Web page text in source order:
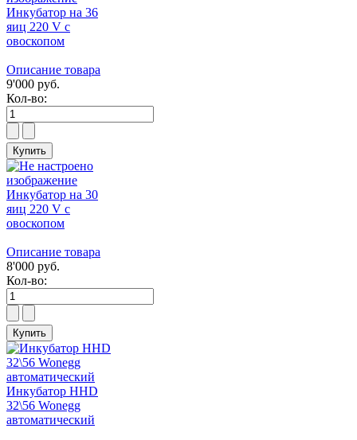
Инкубатор на 36
яиц 220 V с
овоскопом
Описание товара
9'000 руб.
Кол-во:
Инкубатор на 30
яиц 220 V с
овоскопом
Описание товара
8'000 руб.
Кол-во:
Инкубатор HHD
32\56 Wonegg
автоматический